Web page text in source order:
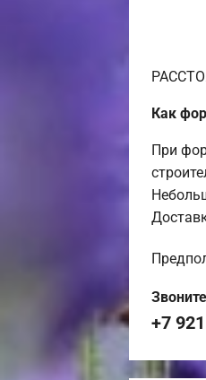
Как
При
+7